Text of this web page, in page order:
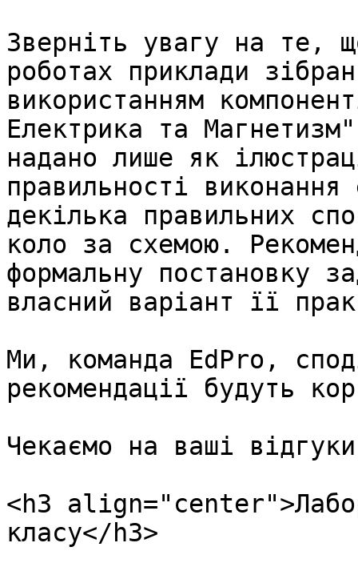
Зверніть увагу на те,
роботах приклади
використанням
Електрика та
надано лише як
правильності
декілька правильних
коло за схемою.
формальну постановку
власний варіант її
Ми, команда EdPro,
рекомендації будуть
Чекаємо на ваші
<h3
класу</h3>